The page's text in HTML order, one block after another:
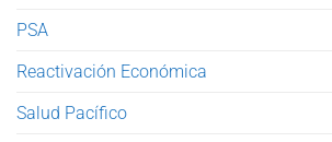
PSA
Reactivación Económica
Salud Pacífico